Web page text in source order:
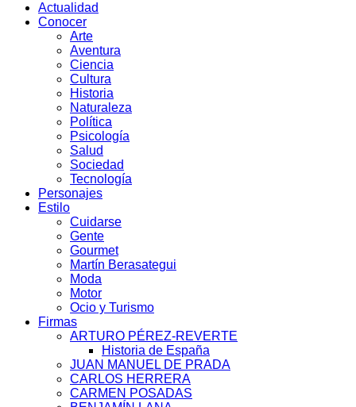
Actualidad
Conocer
Arte
Aventura
Ciencia
Cultura
Historia
Naturaleza
Política
Psicología
Salud
Sociedad
Tecnología
Personajes
Estilo
Cuidarse
Gente
Gourmet
Martín Berasategui
Moda
Motor
Ocio y Turismo
Firmas
ARTURO PÉREZ-REVERTE
Historia de España
JUAN MANUEL DE PRADA
CARLOS HERRERA
CARMEN POSADAS